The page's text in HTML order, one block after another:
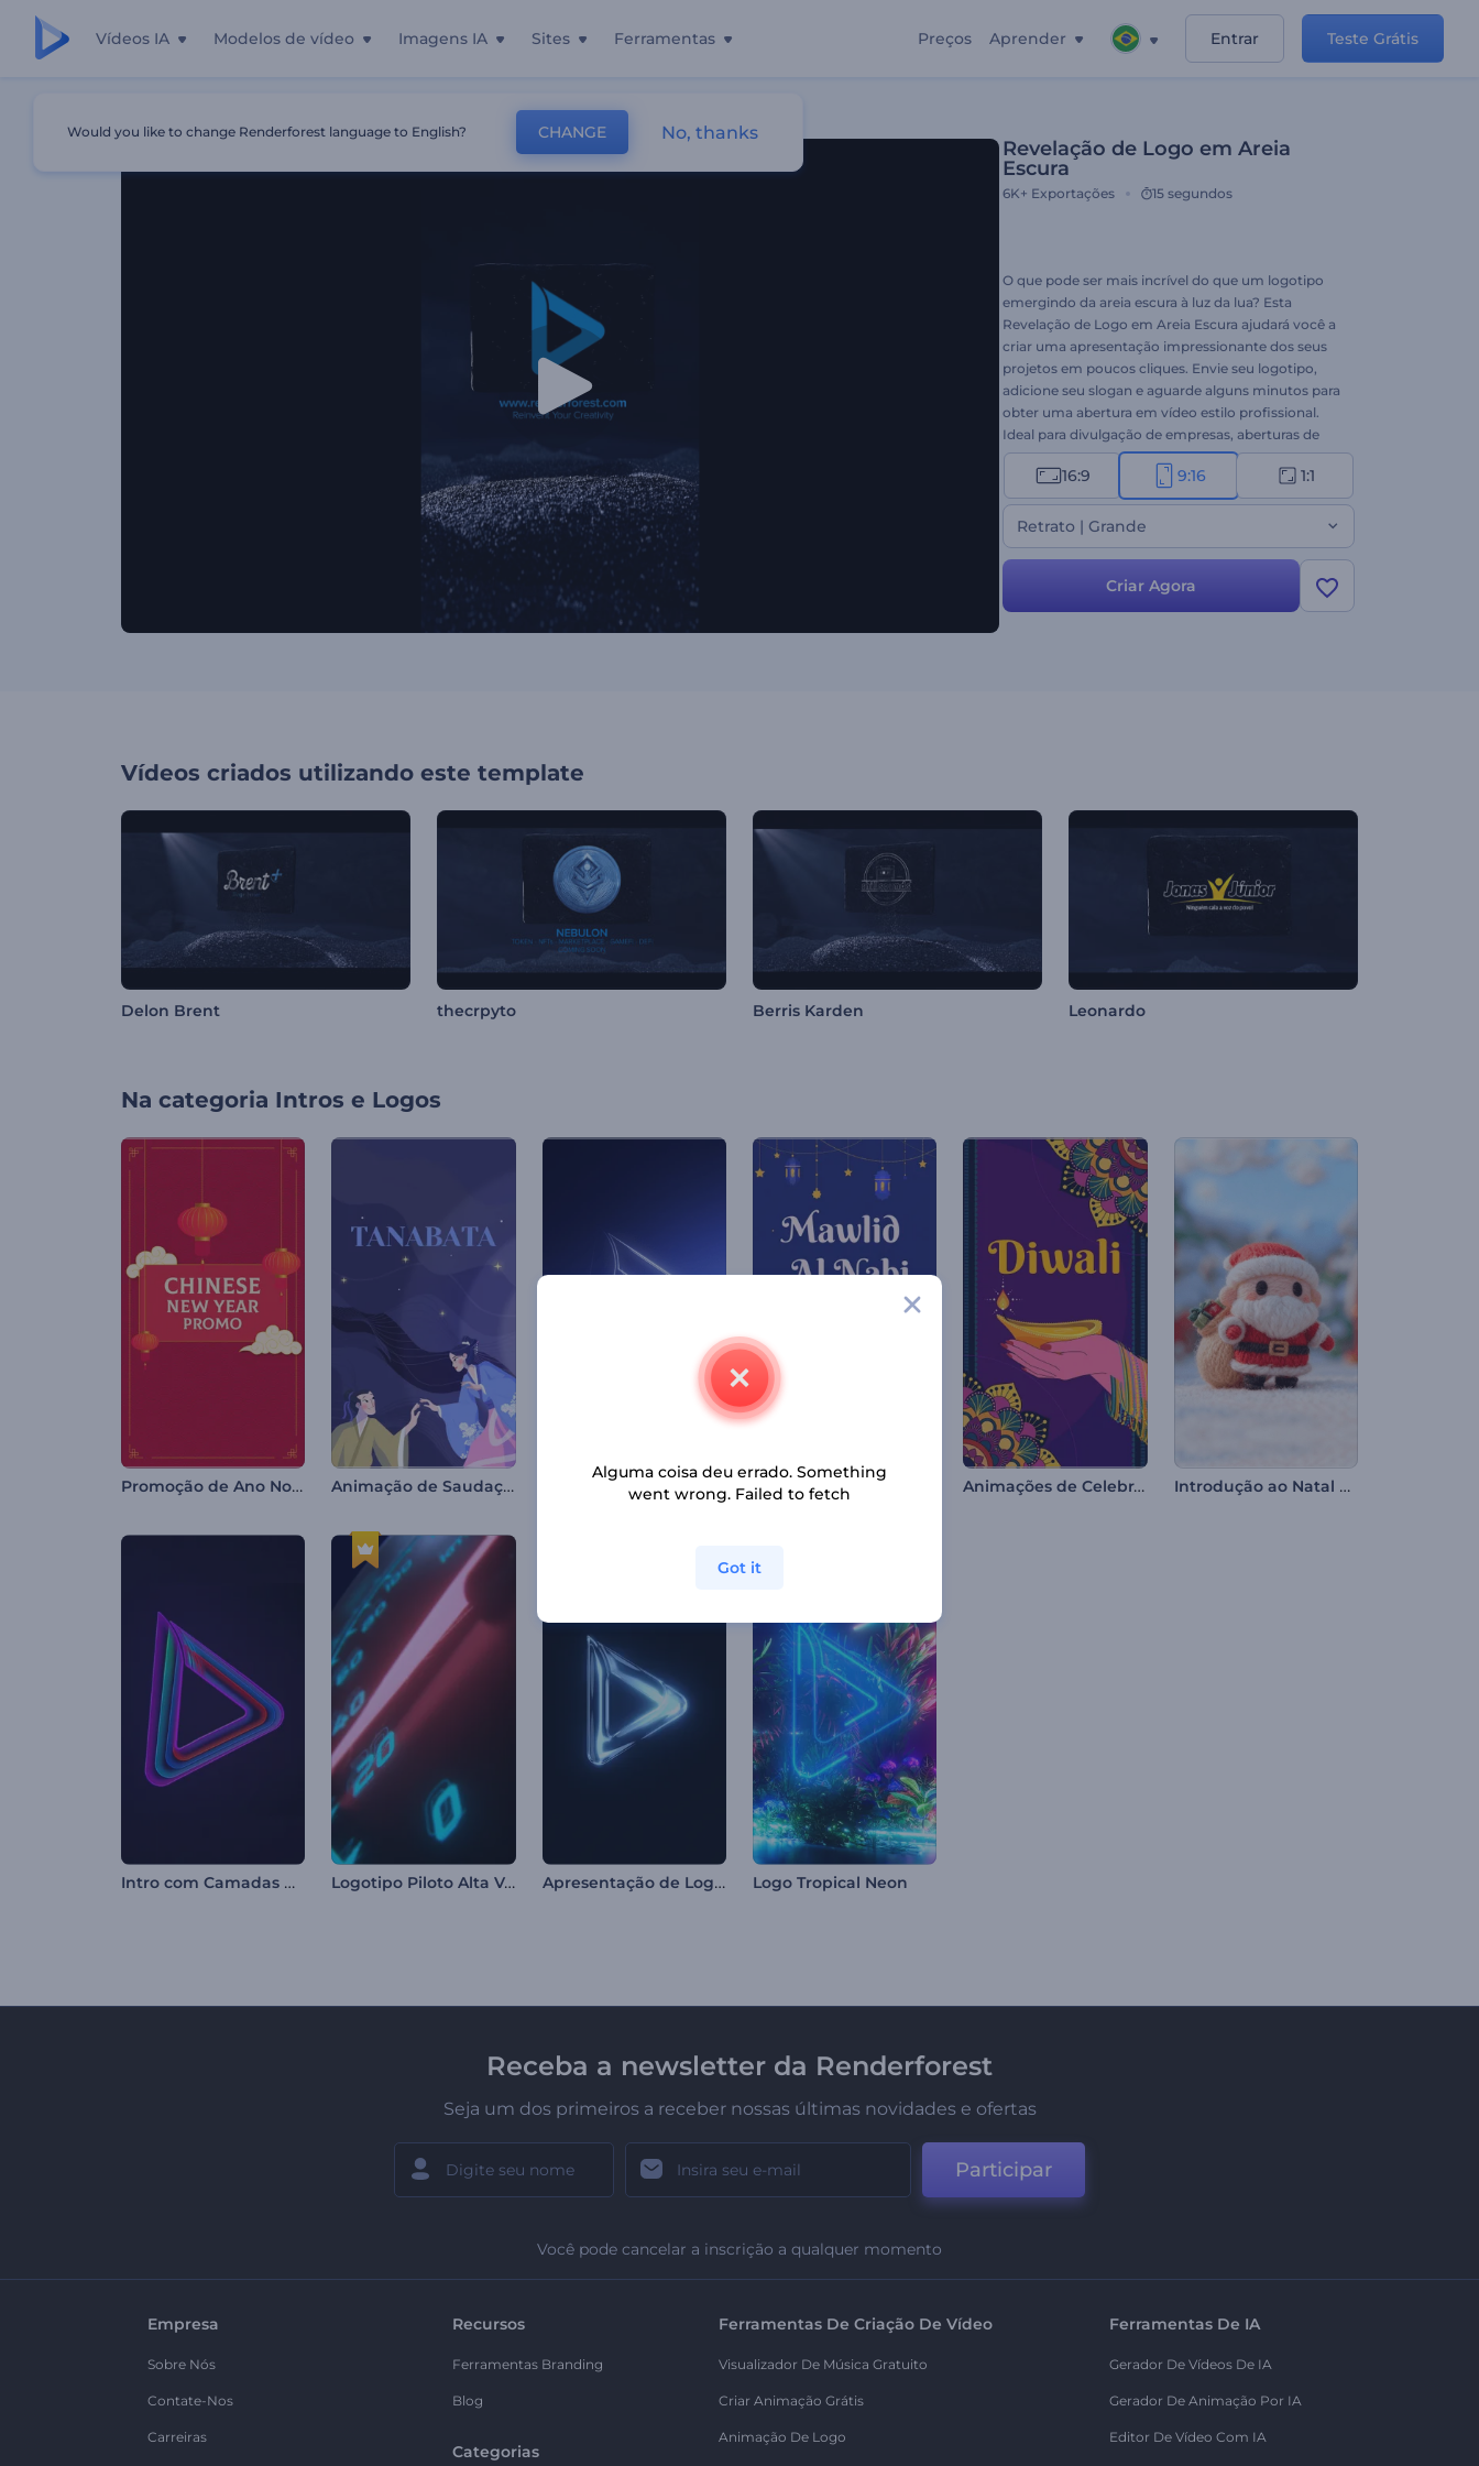
Vídeos IA Modelos de vídeo Imagens IA Sites Ferramentas Preços Aprender Entrar Teste Grátis
Revelação de Logo em Areia
Escura
6K+ Exportações 15 segundos
O que pode ser mais incrível do que um logotipo
emergindo da areia escura à luz da lua? Esta
Revelação de Logo em Areia Escura ajudará você a
criar uma apresentação impressionante dos seus
projetos em poucos cliques. Envie seu logotipo,
adicione seu slogan e aguarde alguns minutos para
obter uma abertura em vídeo estilo profissional.
Ideal para divulgação de empresas, aberturas de
apresentações, comerciais de TV e muitos outros
projetos para sua marca. Experimente agora de
graça!
16:9 9:16 1:1
Retrato | Grande
Criar Agora
Vídeos criados utilizando este template
Delon Brent thecrpyto Berris Karden Leonardo
Na categoria Intros e Logos
Promoção de Ano Novo Chinês Animação de Saudação Tanabata Animações de Celebração do Diwali Introdução ao Natal Tricotado
Intro com Camadas Coloridas Logotipo Piloto Alta Velocidade Apresentação de Logo Escuro Brilhante Logo Tropical Neon
Receba a newsletter da Renderforest
Seja um dos primeiros a receber nossas últimas novidades e ofertas
Participar
Você pode cancelar a inscrição a qualquer momento
Empresa
Sobre Nós
Contate-Nos
Carreiras
Recursos
Ferramentas Branding
Blog
Categorias
Ferramentas De Criação De Vídeo
Visualizador De Música Gratuito
Criar Animação Grátis
Animação De Logo
Ferramentas De IA
Gerador De Vídeos De IA
Gerador De Animação Por IA
Editor De Vídeo Com IA
Would you like to change Renderforest language to English? CHANGE No, thanks
Alguma coisa deu errado. Something
went wrong. Failed to fetch
Got it